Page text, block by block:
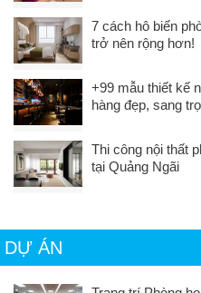
7 cách hô biến
trở nên rộng hơn!
+99 mẫu thiết kế
hàng đẹp, sang
Thi công nội thất
tại Quảng Ngãi
DỰ ÁN